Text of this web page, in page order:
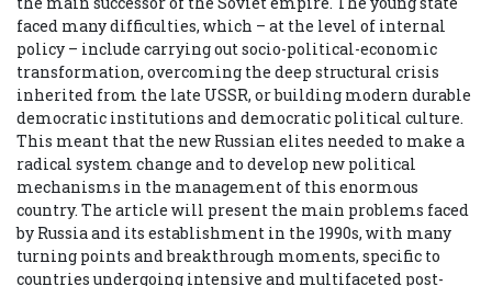
faced many difficulties, which – at the level of internal
policy – include carrying out socio-political-economic
transformation, overcoming the deep structural crisis
inherited from the late USSR, or building modern durable
democratic institutions and democratic political culture.
This meant that the new Russian elites needed to make a
radical system change and to develop new political
mechanisms in the management of this enormous
country. The article will present the main problems faced
by Russia and its establishment in the 1990s, with many
turning points and breakthrough moments, specific to
countries undergoing intensive and multifaceted post-